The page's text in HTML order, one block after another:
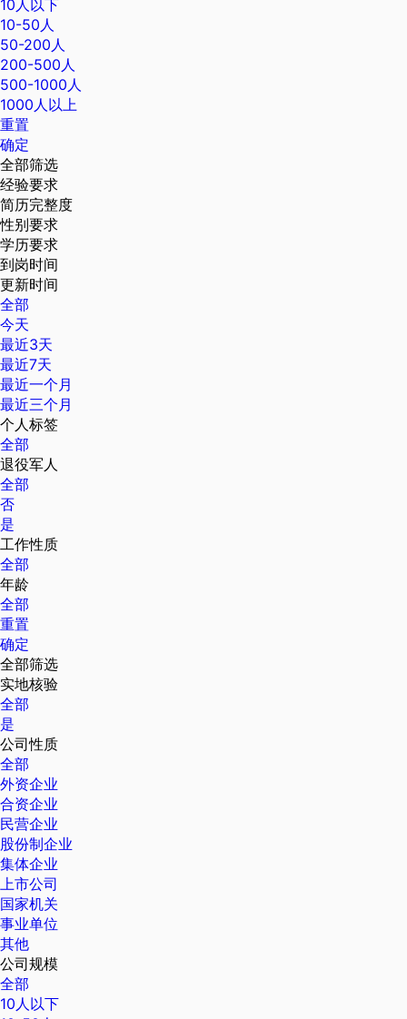
10人以下
10-50人
50-200人
200-500人
500-1000人
1000人以上
重置
确定
全部筛选
经验要求
简历完整度
性别要求
学历要求
到岗时间
更新时间
全部
今天
最近3天
最近7天
最近一个月
最近三个月
个人标签
全部
退役军人
全部
否
是
工作性质
全部
年龄
全部
重置
确定
全部筛选
实地核验
全部
是
公司性质
全部
外资企业
合资企业
民营企业
股份制企业
集体企业
上市公司
国家机关
事业单位
其他
公司规模
全部
10人以下